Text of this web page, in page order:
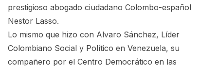
prestigioso abogado ciudadano Colombo-español
Nestor Lasso.
Lo mismo que hizo con Alvaro Sánchez, Líder
Colombiano Social y Político en Venezuela, su
compañero por el Centro Democrático en las